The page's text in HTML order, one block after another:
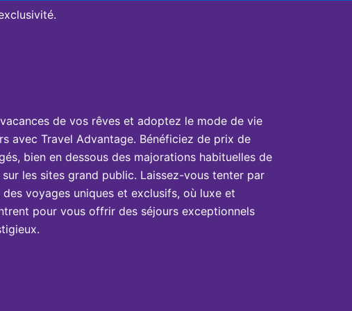
de vos rêves et adoptez le mode de vie
avec Travel Advantage. Bénéficiez de prix de
bien en dessous des majorations habituelles de
les sites grand public. Laissez-vous tenter par
des voyages uniques et exclusifs, où luxe et
pour vous offrir des séjours exceptionnels